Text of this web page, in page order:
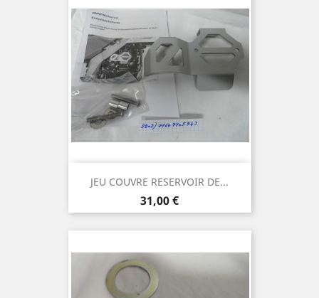
JEU COUVRE RESERVOIR DE...
Prix
31,00 €